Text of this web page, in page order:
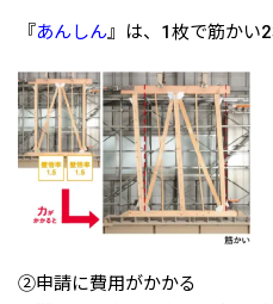
『あんしん』は、1枚で筋かい2
②申請に費用がかかる